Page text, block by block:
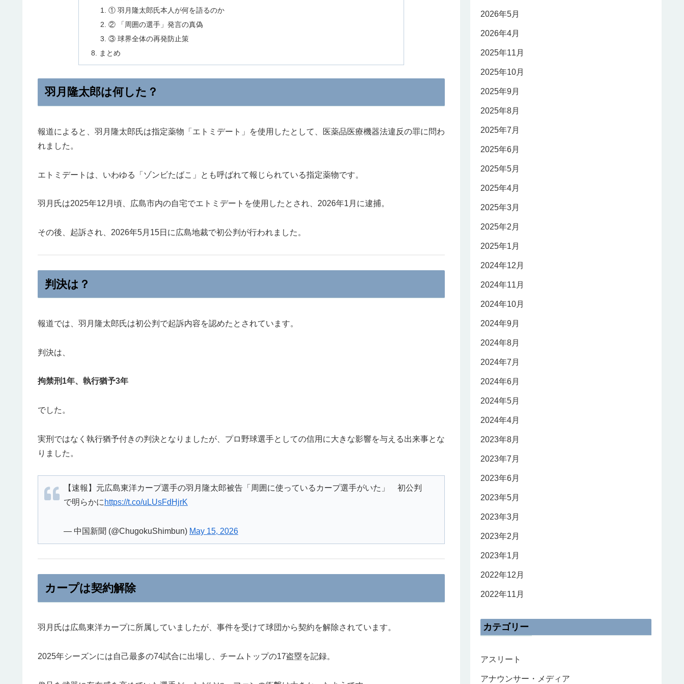
① 羽月隆太郎氏本人が何を語るのか
② 「周囲の選手」発言の真偽
③ 球界全体の再発防止策
まとめ
羽月隆太郎は何した？
報道によると、羽月隆太郎氏は指定薬物「エトミデート」を使用したとして、医薬品医療機器法違反の罪に問わ
れました。
エトミデートは、いわゆる「ゾンビたばこ」とも呼ばれて報じられている指定薬物です。
羽月氏は2025年12月頃、広島市内の自宅でエトミデートを使用したとされ、2026年1月に逮捕。
その後、起訴され、2026年5月15日に広島地裁で初公判が行われました。
判決は？
報道では、羽月隆太郎氏は初公判で起訴内容を認めたとされています。
判決は、
拘禁刑1年、執行猶予3年
でした。
実刑ではなく執行猶予付きの判決となりましたが、プロ野球選手としての信用に大きな影響を与える出来事とな
りました。
【速報】元広島東洋カープ選手の羽月隆太郎被告「周囲に使っているカープ選手がいた」 初公判
で明らかに https://t.co/uLUsFdHjrK
— 中国新聞 (@ChugokuShimbun) May 15, 2026
カープは契約解除
羽月氏は広島東洋カープに所属していましたが、事件を受けて球団から契約を解除されています。
2025年シーズンには自己最多の74試合に出場し、チームトップの17盗塁を記録。
2026年5月
2026年4月
2025年11月
2025年10月
2025年9月
2025年8月
2025年7月
2025年6月
2025年5月
2025年4月
2025年3月
2025年2月
2025年1月
2024年12月
2024年11月
2024年10月
2024年9月
2024年8月
2024年7月
2024年6月
2024年5月
2024年4月
2023年8月
2023年7月
2023年6月
2023年5月
2023年3月
2023年2月
2023年1月
2022年12月
2022年11月
カテゴリー
アスリート
アナウンサー・メディア